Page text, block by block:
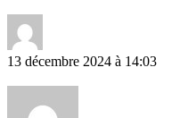
13 décembre 2024 à 14:03